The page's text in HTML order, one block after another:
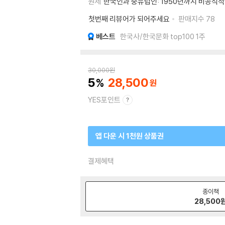
첫번째 리뷰어가 되어주세요
판매지수 78
베스트 한국사/한국문화 top100 1주
30,000원
5 28,500
YES포인트
앱 다운 시 1천원 상품권
결제혜택
종이책
28,500